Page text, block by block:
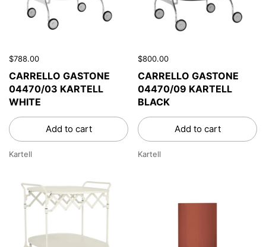
$788.00
CARRELLO GASTONE
04470/03 KARTELL
WHITE
Add to cart
Kartell
$800.00
CARRELLO GASTONE
04470/09 KARTELL
BLACK
Add to cart
Kartell